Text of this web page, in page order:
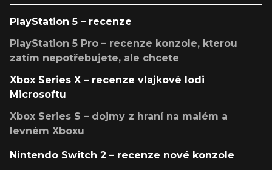
PlayStation 5 – recenze
PlayStation 5 Pro – recenze konzole, kterou
zatím nepotřebujete, ale chcete
Xbox Series X – recenze vlajkové lodi
Microsoftu
Xbox Series S – dojmy z hraní na malém a
levném Xboxu
Nintendo Switch 2 – recenze nové konzole